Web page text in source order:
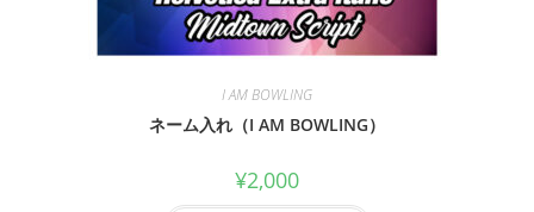
I AM BOWLING
ネーム入れ（I AM BOWLING）
¥2,000